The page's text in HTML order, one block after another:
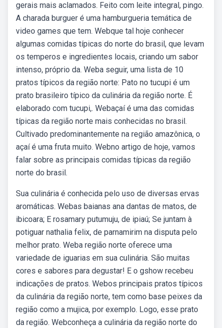
gerais mais aclamados. Feito com leite integral, pingo.
A charada burguer é uma hamburgueria temática de
video games que tem. Webque tal hoje conhecer
algumas comidas típicas do norte do brasil, que levam
os temperos e ingredientes locais, criando um sabor
intenso, próprio da. Weba seguir, uma lista de 10
pratos típicos da região norte: Pato no tucupi é um
prato brasileiro típico da culinária da região norte. É
elaborado com tucupi,. Webaçaí é uma das comidas
típicas da região norte mais conhecidas no brasil.
Cultivado predominantemente na região amazônica, o
açaí é uma fruta muito. Webno artigo de hoje, vamos
falar sobre as principais comidas típicas da região
norte do brasil.
Sua culinária é conhecida pelo uso de diversas ervas
aromáticas. Webas baianas ana dantas de matos, de
ibicoara; E rosamary putumuju, de ipiaú; Se juntam à
potiguar nathalia felix, de parnamirim na disputa pelo
melhor prato. Weba região norte oferece uma
variedade de iguarias em sua culinária. São muitas
cores e sabores para degustar! E o gshow recebeu
indicações de pratos. Webos principais pratos típicos
da culinária da região norte, tem como base peixes da
região como a mujica, por exemplo. Logo, esse prato
da região. Webconheça a culinária da região norte do